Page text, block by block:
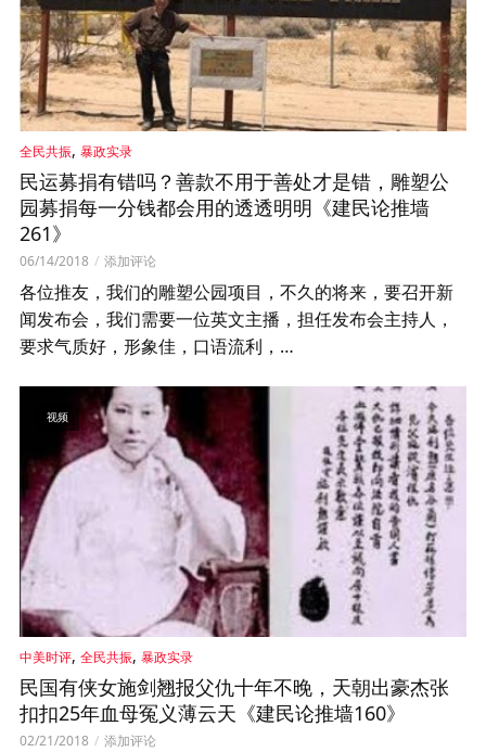
全民共振, 暴政实录
民运募捐有错吗？善款不用于善处才是错，雕塑公
园募捐每一分钱都会用的透透明明《建民论推墙
261》
06/14/2018 添加评论
各位推友，我们的雕塑公园项目，不久的将来，要召开新
闻发布会，我们需要一位英文主播，担任发布会主持人，
要求气质好，形象佳，口语流利，…
视频
中美时评, 全民共振, 暴政实录
民国有侠女施剑翘报父仇十年不晚，天朝出豪杰张
扣扣25年血母冤义薄云天《建民论推墙160》
02/21/2018 添加评论